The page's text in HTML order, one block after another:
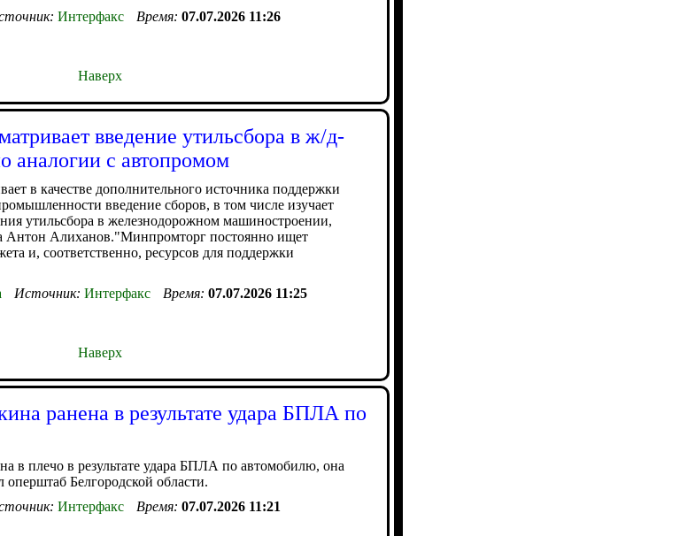
Интерфакс Время: 07.07.2026 11:26
Наверх
введение утильсбора в ж/д-
аналогии с автопромом
в качестве дополнительного источника поддержки
введение сборов, в том числе изучает
утильсбора в железнодорожном машиностроении,
Антон Алиханов."Минпромторг постоянно ищет
и, соответственно, ресурсов для поддержки
Источник: Интерфакс Время: 07.07.2026 11:25
Наверх
ранена в результате удара БПЛА по
в плечо в результате удара БПЛА по автомобилю, она
Белгородской области.
Интерфакс Время: 07.07.2026 11:21